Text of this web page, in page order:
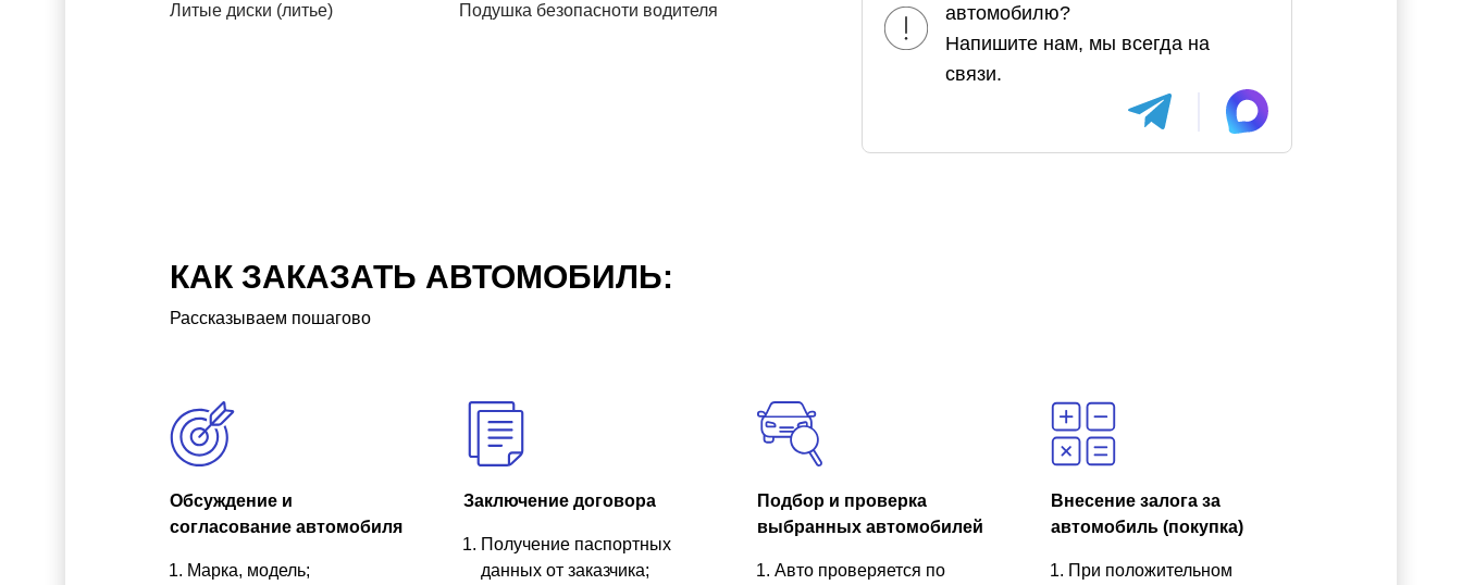
Литые диски (литье)
Подушка безопасноти водителя
автомобилю?
Напишите нам, мы всегда на
связи.
КАК ЗАКАЗАТЬ АВТОМОБИЛЬ:
Рассказываем пошагово
Обсуждение и
согласование автомобиля
Марка, модель;
Заключение договора
Получение паспортных
данных от заказчика;
Подбор и проверка
выбранных автомобилей
Авто проверяется по
Внесение залога за
автомобиль (покупка)
При положительном